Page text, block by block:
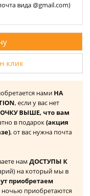
вида @gmail.com)
клик
нами НА
, если у вас нет
ВЫШЕ, что вам
в подарок(акция
, от вас нужна почта
нам ДОСТУПЫ К
на который мы в
приобретаем
приобретаются